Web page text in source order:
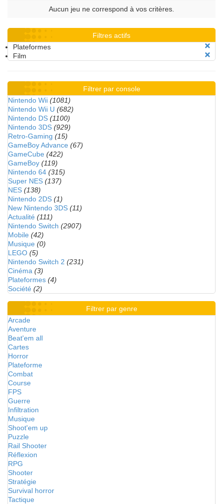
Aucun jeu ne correspond à vos critères.
Filtres actifs
Plateformes
Film
Filtrer par console
Nintendo Wii (1081)
Nintendo Wii U (682)
Nintendo DS (1100)
Nintendo 3DS (929)
Retro-Gaming (15)
GameBoy Advance (67)
GameCube (422)
GameBoy (119)
Nintendo 64 (315)
Super NES (137)
NES (138)
Nintendo 2DS (1)
New Nintendo 3DS (11)
Actualité (111)
Nintendo Switch (2907)
Mobile (42)
Musique (0)
LEGO (5)
Nintendo Switch 2 (231)
Cinéma (3)
Plateformes (4)
Société (2)
Filtrer par genre
Arcade
Aventure
Beat'em all
Cartes
Horror
Plateforme
Combat
Course
FPS
Guerre
Infiltration
Musique
Shoot'em up
Puzzle
Rail Shooter
Réflexion
RPG
Shooter
Stratégie
Survival horror
Tactique